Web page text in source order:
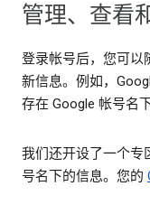
管理、查看
登录帐号后，您可以
新信息。例如，
存在 Google 帐号名
我们还开设了一个专
号名下的信息。您的